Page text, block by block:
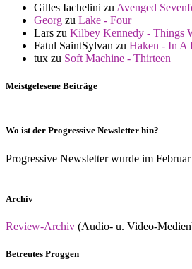
Gilles Iachelini zu Avenged
Georg zu Lake - Four
Lars zu Kilbey Kennedy - Things
Fatul SaintSylvan zu Haken - In A
tux zu Soft Machine - Thirteen
Meistgelesene Beiträge
Wo ist der Progressive Newsletter hin?
Progressive Newsletter wurde im
Archiv
Review-Archiv (Audio- u. Video-
Betreutes Proggen